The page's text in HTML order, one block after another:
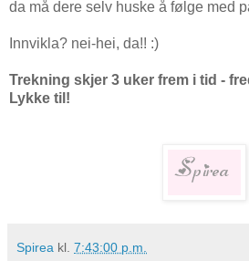
da må dere selv huske å følge med
Innvikla? nei-hei, da!! :)
Trekning skjer 3 uker frem i tid -
Lykke til!
Spirea kl. 7:43:00 p.m.